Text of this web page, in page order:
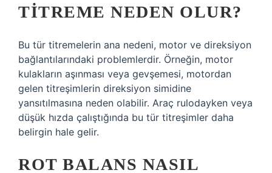
TITREME NEDEN OLUR?
Bu tür titremelerin ana nedeni, motor ve direksiyon
bağlantılarındaki problemlerdir. Örneğin, motor
kulakların aşınması veya gevşemesi, motordan
gelen titreşimlerin direksiyon simidine
yansıtılmasına neden olabilir. Araç rulodayken veya
düşük hızda çalıştığında bu tür titreşimler daha
belirgin hale gelir.
ROT BALANS NASIL